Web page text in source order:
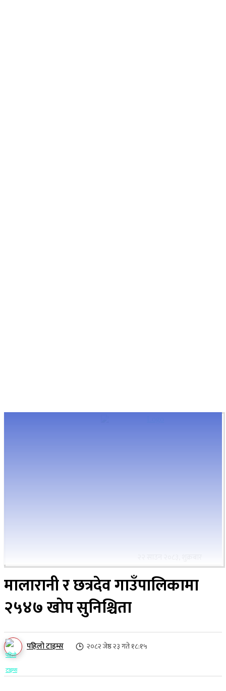
मालारानी र छत्रदेव गाउँपालिकामा
२५४७ खोप सुनिश्चिता
पहिलो टाइम्स २०८२ जेष्ठ २३ गते १८:१५